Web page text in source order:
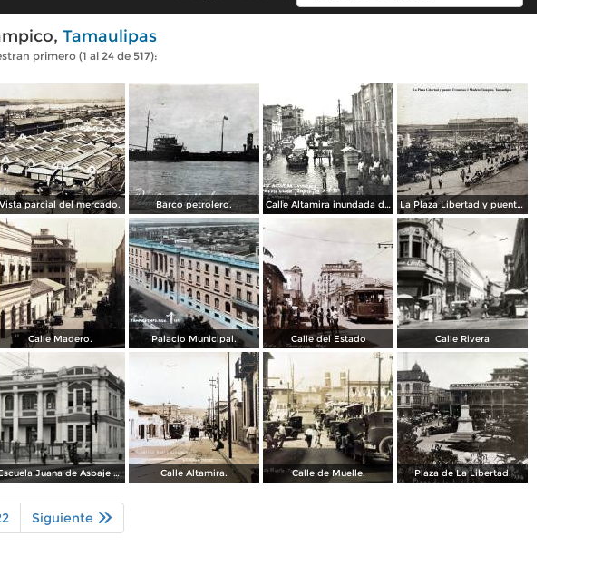
Tamaulipas
primero (1 al 24 de 517):
Vista parcial del mercado. Barco petrolero. Calle Altamira inundada despues del ciclon del 2 de Octubre de 1933. La Plaza Libertad y puente Francisco I Madero Tampico, Tamaulipas
Calle Madero. Palacio Municipal. Calle del Estado Calle Rivera
Escuela Juana de Asbaje y Ramírez Calle Altamira. Calle de Muelle. Plaza de La Libertad.
Siguiente